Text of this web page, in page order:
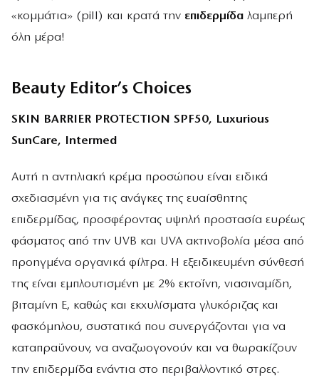
«κομμάτια» (pill) και κρατά την επιδερμίδα λαμπερή
όλη μέρα!
Beauty Editor’s Choices
SKIN BARRIER PROTECTION SPF50, Luxurious
SunCare, Intermed
Αυτή η αντηλιακή κρέμα προσώπου είναι ειδικά
σχεδιασμένη για τις ανάγκες της ευαίσθητης
επιδερμίδας, προσφέροντας υψηλή προστασία ευρέως
φάσματος από την UVB και UVA ακτινοβολία μέσα από
προηγμένα οργανικά φίλτρα. Η εξειδικευμένη σύνθεσή
της είναι εμπλουτισμένη με 2% εκτοΐνη, νιασιναμίδη,
βιταμίνη Ε, καθώς και εκχυλίσματα γλυκόριζας και
φασκόμηλου, συστατικά που συνεργάζονται για να
καταπραΰνουν, να αναζωογονούν και να θωρακίζουν
την επιδερμίδα ενάντια στο περιβαλλοντικό στρες.